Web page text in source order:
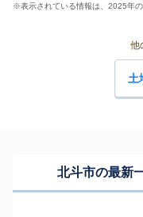
※表示されている情報は、2025年の
他
土
北斗市の最新